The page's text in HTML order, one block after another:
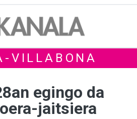
VILLABONA
egingo da
jaitsiera